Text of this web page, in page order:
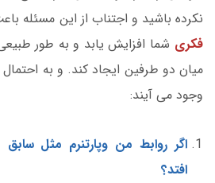
نکرده باشید و اجتناب از این مسئله
فکری شما افزایش یابد و به طور
میان دو طرفین ایجاد کند. و به احتمال
وجود می آیند:
اگر روابط من وپارتنرم مثل
افتد؟